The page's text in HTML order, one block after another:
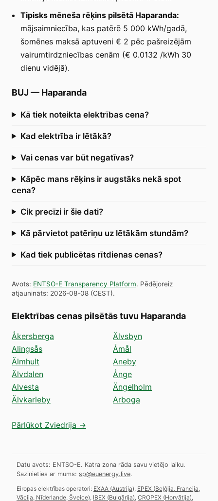
Tipisks mēneša rēķins pilsētā Haparanda:
mājsaimniecība, kas patērē 5 000 kWh/gadā,
šomēnes maksā aptuveni € 2 pēc pašreizējām
vairumtirdzniecības cenām (€ 0.0132 /kWh 30
dienu vidējā).
BUJ — Haparanda
Kā tiek noteikta elektrības cena?
Kad elektrība ir lētākā?
Vai cenas var būt negatīvas?
Kāpēc mans rēķins ir augstāks nekā spot
cena?
Cik precīzi ir šie dati?
Kā pārvietot patēriņu uz lētākām stundām?
Kad tiek publicētas rītdienas cenas?
Avots: ENTSO-E Transparency Platform. Pēdējoreiz
atjaunināts: 2026-08-08 (CEST).
Elektrības cenas pilsētās tuvu Haparanda
Åkersberga
Alingsås
Älmhult
Älvdalen
Alvesta
Älvkarleby
Älvsbyn
Åmål
Aneby
Ånge
Ängelholm
Arboga
Pārlūkot Zviedrija →
Datu avots: ENTSO-E. Katra zona rāda savu vietējo laiku.
Sazinieties ar mums: sp@euenergy.live.
Eiropas elektrības operatori: EXAA (Austrija) EPEX (Beļģija, Francija,
Vācija, Nīderlande, Šveice) IBEX (Bulgārija) CROPEX (Horvātija)